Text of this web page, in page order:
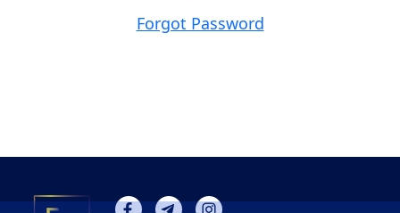
Forgot Password